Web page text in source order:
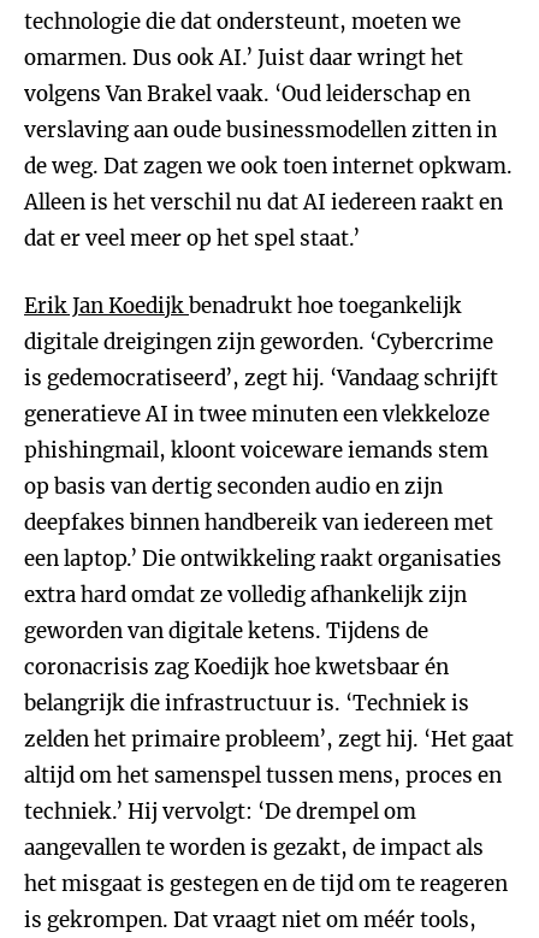
technologie die dat ondersteunt, moeten we
omarmen. Dus ook AI.’ Juist daar wringt het
volgens Van Brakel vaak. ‘Oud leiderschap en
verslaving aan oude businessmodellen zitten in
de weg. Dat zagen we ook toen internet opkwam.
Alleen is het verschil nu dat AI iedereen raakt en
dat er veel meer op het spel staat.’
Erik Jan Koedijkbenadrukt hoe toegankelijk
digitale dreigingen zijn geworden. ‘Cybercrime
is gedemocratiseerd’, zegt hij. ‘Vandaag schrijft
generatieve AI in twee minuten een vlekkeloze
phishingmail, kloont voiceware iemands stem
op basis van dertig seconden audio en zijn
deepfakes binnen handbereik van iedereen met
een laptop.’ Die ontwikkeling raakt organisaties
extra hard omdat ze volledig afhankelijk zijn
geworden van digitale ketens. Tijdens de
coronacrisis zag Koedijk hoe kwetsbaar én
belangrijk die infrastructuur is. ‘Techniek is
zelden het primaire probleem’, zegt hij. ‘Het gaat
altijd om het samenspel tussen mens, proces en
techniek.’ Hij vervolgt: ‘De drempel om
aangevallen te worden is gezakt, de impact als
het misgaat is gestegen en de tijd om te reageren
is gekrompen. Dat vraagt niet om méér tools,